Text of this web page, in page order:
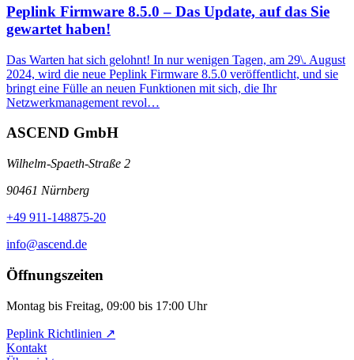
Peplink Firmware 8.5.0 – Das Update, auf das Sie
gewartet haben!
Das Warten hat sich gelohnt! In nur wenigen Tagen, am 29\. August
2024, wird die neue Peplink Firmware 8.5.0 veröffentlicht, und sie
bringt eine Fülle an neuen Funktionen mit sich, die Ihr
Netzwerkmanagement revol…
ASCEND GmbH
Wilhelm-Spaeth-Straße 2
90461 Nürnberg
+49 911-148875-20
info@ascend.de
Öffnungszeiten
Montag bis Freitag, 09:00 bis 17:00 Uhr
Peplink Richtlinien ↗️
Kontakt